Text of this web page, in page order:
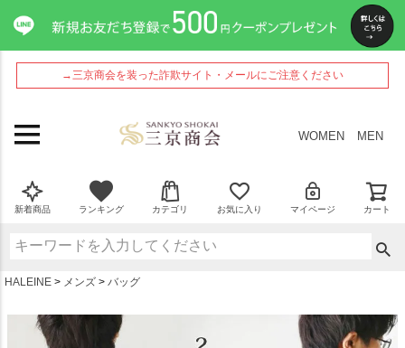
→三京商会を装った詐欺サイト・メールにご注意ください
WOMEN MEN
新着商品 ランキング カテゴリ お気に入り マイページ カート
HALEINE メンズ バッグ
ペー
ジト
ップ
へ